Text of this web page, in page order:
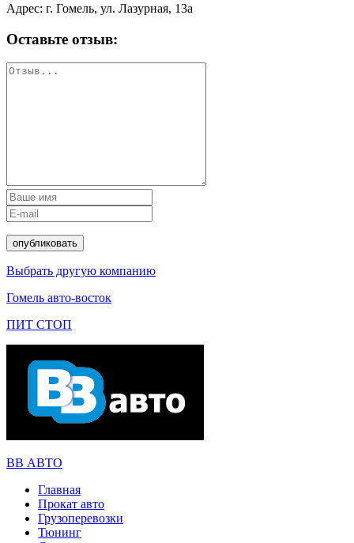
Адрес: г. Гомель, ул. Лазурная, 13а
Оставьте отзыв:
Выбрать другую компанию
Гомель авто-восток
ПИТ СТОП
ВВ АВТО
Главная
Прокат авто
Грузоперевозки
Тюнинг